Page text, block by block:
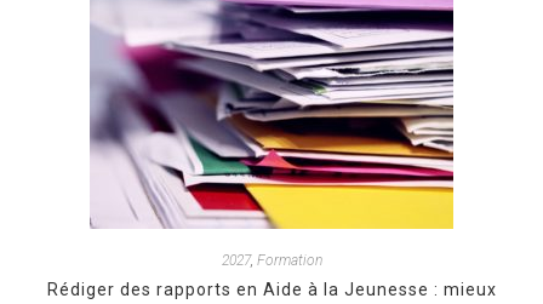
2027, Formation
Rédiger des rapports en Aide à la Jeunesse : mieux